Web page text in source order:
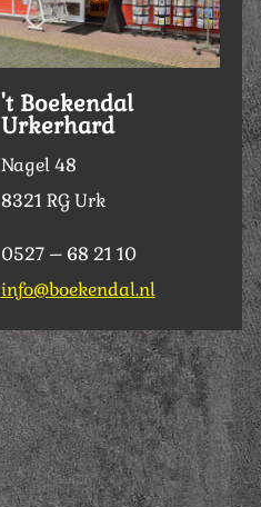
't Boekendal
Urkerhard
Nagel 48
8321 RG Urk
0527 – 68 21 10
info@boekendal.nl